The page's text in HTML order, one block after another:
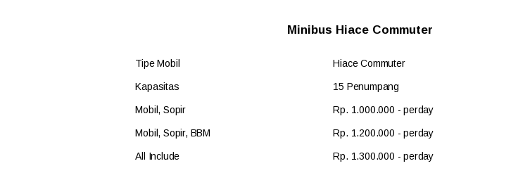
Minibus Hiace Commuter
Tipe Mobil Hiace Commuter
Kapasitas 15 Penumpang
Mobil, Sopir Rp. 1.000.000 - perday
Mobil, Sopir, BBM Rp. 1.200.000 - perday
All Include Rp. 1.300.000 - perday